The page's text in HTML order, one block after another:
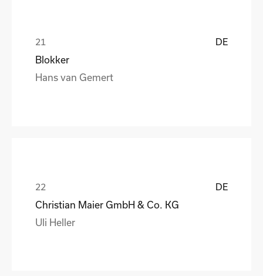
DE
Blokker
Hans van Gemert
DE
Christian Maier GmbH & Co. KG
Uli Heller